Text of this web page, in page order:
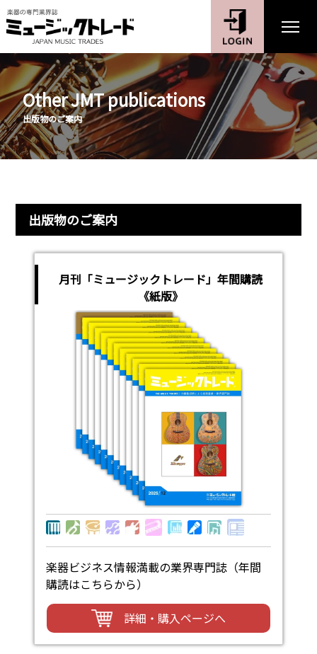
Other JMT publications
出版物のご案内
出版物のご案内
月刊「ミュージックトレード」年間購読
《紙版》
楽器ビジネス情報満載の業界専門誌（年間
購読はこちらから）
詳細・購入ページへ